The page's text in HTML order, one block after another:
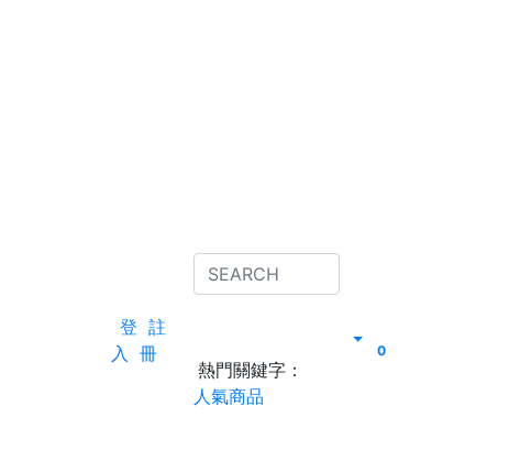
登
入
註
冊
熱門關鍵字：
人氣商品
0